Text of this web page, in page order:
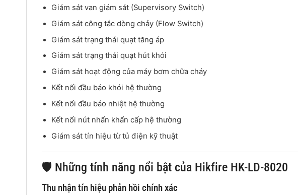
Giám sát van giám sát (Supervisory Switch)
Giám sát công tắc dòng chảy (Flow Switch)
Giám sát trạng thái quạt tăng áp
Giám sát trạng thái quạt hút khói
Giám sát hoạt động của máy bơm chữa cháy
Kết nối đầu báo khói hệ thường
Kết nối đầu báo nhiệt hệ thường
Kết nối nút nhấn khẩn cấp hệ thường
Giám sát tín hiệu từ tủ điện kỹ thuật
🛡️ Những tính năng nổi bật của Hikfire HK-LD-8020
Thu nhận tín hiệu phản hồi chính xác